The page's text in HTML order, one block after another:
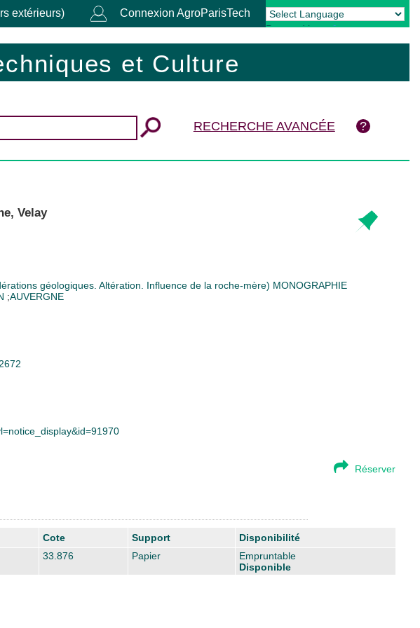
extérieurs) Connexion AgroParisTech
Powered by Translate
et Culture
RECHERCHE AVANCÉE
Velay
géologiques. Altération. Influence de la roche-mère) MONOGRAPHIE
;AUVERGNE
Réserver
Cote Support
Disponibilité
33.876 Papier
Empruntable
Disponible